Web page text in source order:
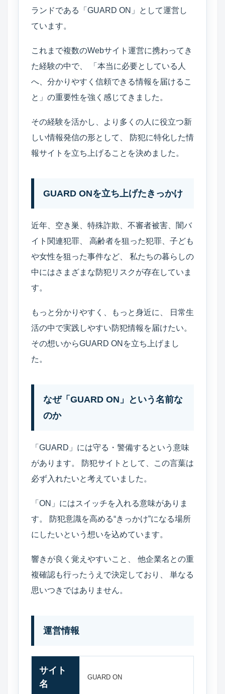
ランドである「GUARD ON」として運営し
ています。
これまで複数のWebサイト運営に携わってき
た経験の中で、 「本当に必要としている人
へ、分かりやすく信頼できる情報を届けるこ
と」の重要性を強く感じてきました。
その経験を活かし、より多くの人に役立つ新
しい情報発信の形として、 防犯に特化した情
報サイトを立ち上げることを決めました。
GUARD ONを立ち上げたきっかけ
近年、空き巣、特殊詐欺、不審者被害、闇バ
イト関連犯罪、 高齢者を狙った犯罪、子ども
や女性を狙った事件など、 私たちの暮らしの
中にはさまざまな防犯リスクが存在していま
す。
もっと分かりやすく、もっと身近に、 日常生
活の中で実践しやすい防犯情報を届けたい。
その想いからGUARD ONを立ち上げまし
た。
なぜ「GUARD ON」という名前な
のか
「GUARD」には守る・警備するという意味
があります。 防犯サイトとして、この言葉は
必ず入れたいと考えていました。
「ON」にはスイッチを入れる意味がありま
す。 防犯意識を高める“きっかけ”になる場所
にしたいという想いを込めています。
響きが良く覚えやすいこと、 他企業名との重
複確認も行ったうえで決定しており、 単なる
思いつきではありません。
運営情報
サイト
名
GUARD ON